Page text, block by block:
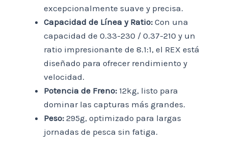
excepcionalmente suave y precisa.
Capacidad de Línea y Ratio: Con una
capacidad de 0.33-230 / 0.37-210 y un
ratio impresionante de 8.1:1, el REX está
diseñado para ofrecer rendimiento y
velocidad.
Potencia de Freno: 12kg, listo para
dominar las capturas más grandes.
Peso: 295g, optimizado para largas
jornadas de pesca sin fatiga.